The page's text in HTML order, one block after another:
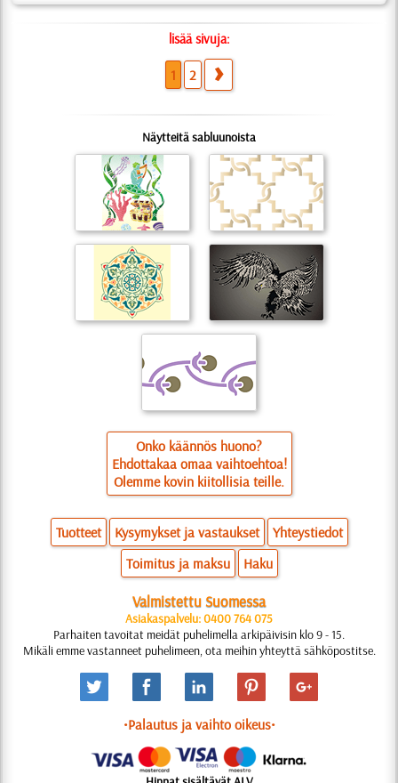
lisää sivuja:
1 2
Näytteitä sabluunoista
Onko käännös huono?
Ehdottakaa omaa vaihtoehtoa!
Olemme kovin kiitollisia teille.
Tuotteet Kysymykset ja vastaukset
Yhteystiedot
Toimitus ja maksu
Haku
Valmistettu Suomessa
Asiakaspalvelu: 0400 764 075
Parhaiten tavoitat meidät puhelimella arkipäivisin klo 9 - 15.
Mikäli emme vastanneet puhelimeen, ota meihin yhteyttä sähköpostitse.
•Palautus ja vaihto oikeus•